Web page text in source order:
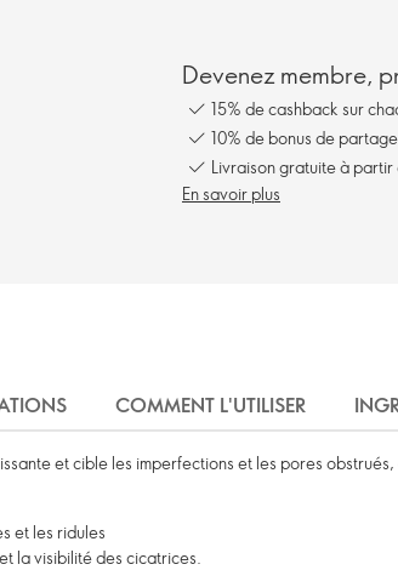
Devenez membre,
15% de cashback sur
10% de bonus de
Livraison gratuite à
En savoir plus
COMMENT L'UTILISER
et cible les imperfections et les pores
et les ridules
la visibilité des cicatrices.